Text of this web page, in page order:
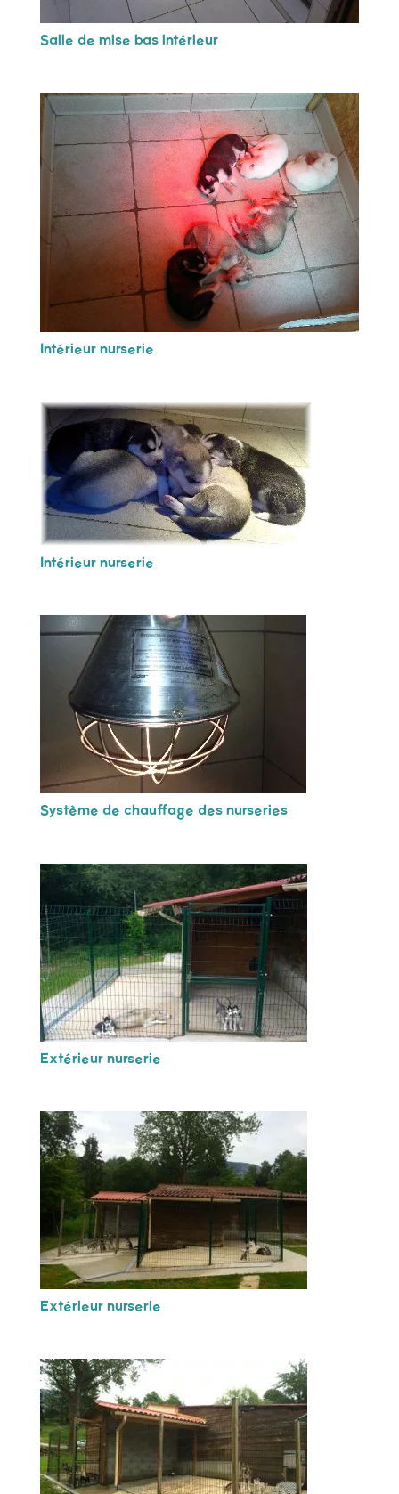
Salle de mise bas intérieur
Intérieur nurserie
Intérieur nurserie
Système de chauffage des nurseries
Extérieur nurserie
Extérieur nurserie